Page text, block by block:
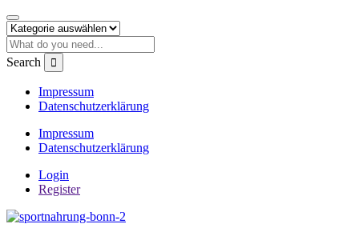
Search
Impressum
Datenschutzerklärung
Impressum
Datenschutzerklärung
Login
Register